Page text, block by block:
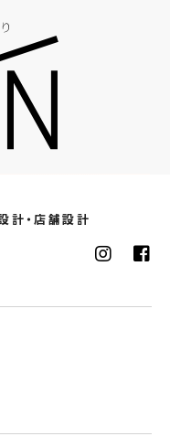
計・店舗設計